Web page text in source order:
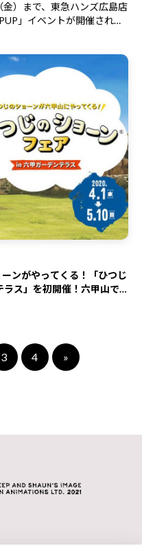
）まで、東急ハンズ広島店
」イベントが開催されま
もこもこの毛並みと愛くる
ご確認ください。
ンがやってくる！「ひつじ
ス」を初開催！六甲山で
3 4 »